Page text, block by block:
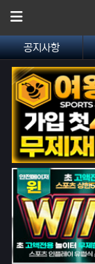
메뉴
공지사항